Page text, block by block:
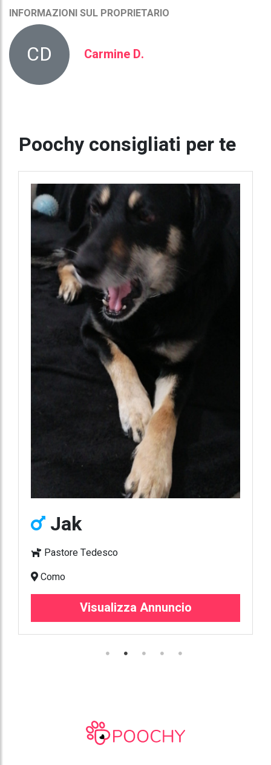
INFORMAZIONI SUL PROPRIETARIO
CD Carmine D.
Poochy consigliati per te
Jak
Pastore Tedesco
Como
Visualizza Annuncio